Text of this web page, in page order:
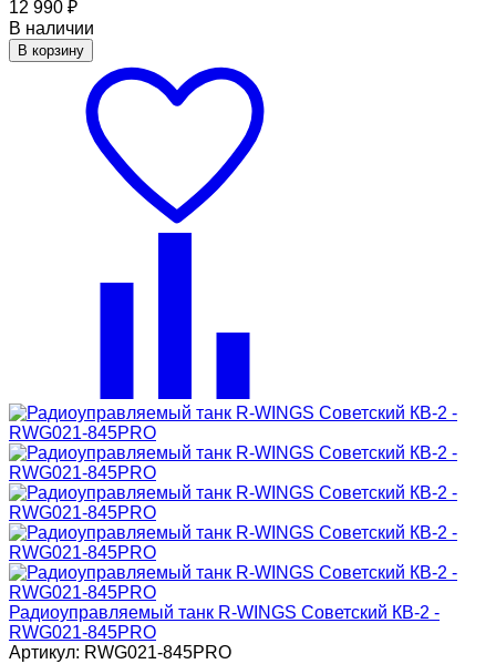
12 990 ₽
В наличии
В корзину
Радиоуправляемый танк R-WINGS Советский КВ-2 -
RWG021-845PRO
Артикул: RWG021-845PRO